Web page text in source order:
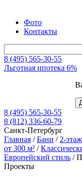
Фото
Контакты
8 (495) 565-30-55
Льготная ипотека 6%
8 (495) 565-30-55
8 (812) 336-60-79
Санкт-Петербург
Главная /Бани / 2-
от 300 м² /
Европейский стиль /
Проекты